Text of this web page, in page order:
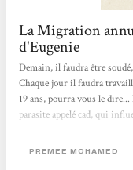
La Migration
d'Eugenie
Demain, il faudra être
Chaque jour il faudra
19 ans, pourra vous le
parasite appelé cad, qui
demain qui ne ressemble
PREMEE MOHAMED